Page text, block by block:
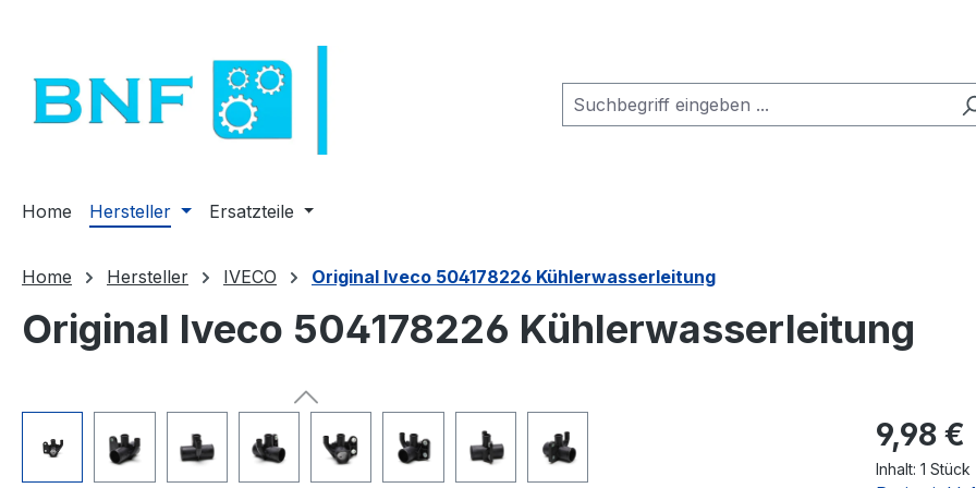
Home Hersteller Ersatzteile
Home Hersteller IVECO Original Iveco 504178226 Kühlerwasserleitung
Original Iveco 504178226 Kühlerwasserleitung
Regulärer
9,98 €
Inhalt: 1 Stück